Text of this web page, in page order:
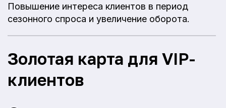
Повышение интереса клиентов в период
сезонного спроса и увеличение оборота.
Золотая карта для VIP-
клиентов